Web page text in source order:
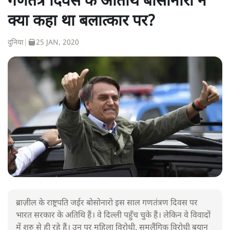
क्या कहा था बलात्कार पर?
दुनिया 25 JAN, 2020
ब्राज़ील के राष्ट्रपति जईर बोसोनारो इस साल गणतंत्रण दिवस पर
भारत सरकार के अतिथि हैं। वे दिल्ली पहुँच चुके हैं। लेकिन वे विवादों